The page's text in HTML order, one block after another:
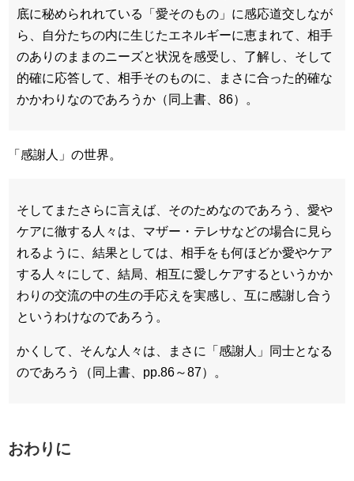
底に秘められれている「愛そのもの」に感応道交しなが
ら、自分たちの内に生じたエネルギーに恵まれて、相手
のありのままのニーズと状況を感受し、了解し、そして
的確に応答して、相手そのものに、まさに合った的確な
かかわりなのであろうか（同上書、86）。
「感謝人」の世界。
そしてまたさらに言えば、そのためなのであろう、愛や
ケアに徹する人々は、マザー・テレサなどの場合に見ら
れるように、結果としては、相手をも何ほどか愛やケア
する人々にして、結局、相互に愛しケアするというかか
わりの交流の中の生の手応えを実感し、互に感謝し合う
というわけなのであろう。
かくして、そんな人々は、まさに「感謝人」同士となる
のであろう（同上書、pp.86～87）。
おわりに